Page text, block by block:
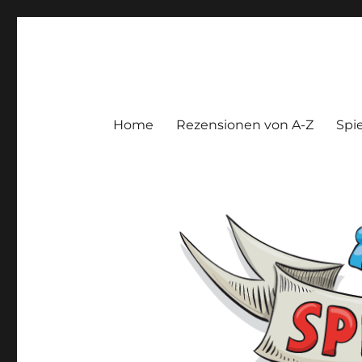
Home Rezensionen von A-Z